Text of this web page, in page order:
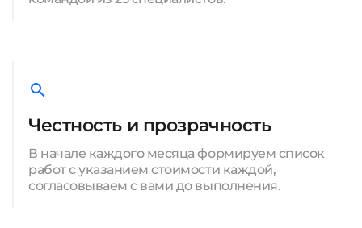
Честность и прозрачность
В начале каждого месяца формируем список
работ с указанием стоимости каждой,
согласовываем с вами до выполнения.